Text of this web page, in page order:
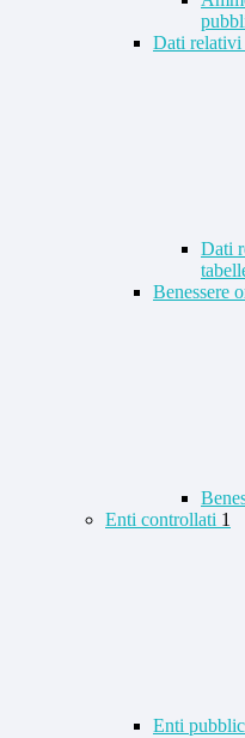
Dati relativi
Dati
Benessere
Enti controllati 1
Enti